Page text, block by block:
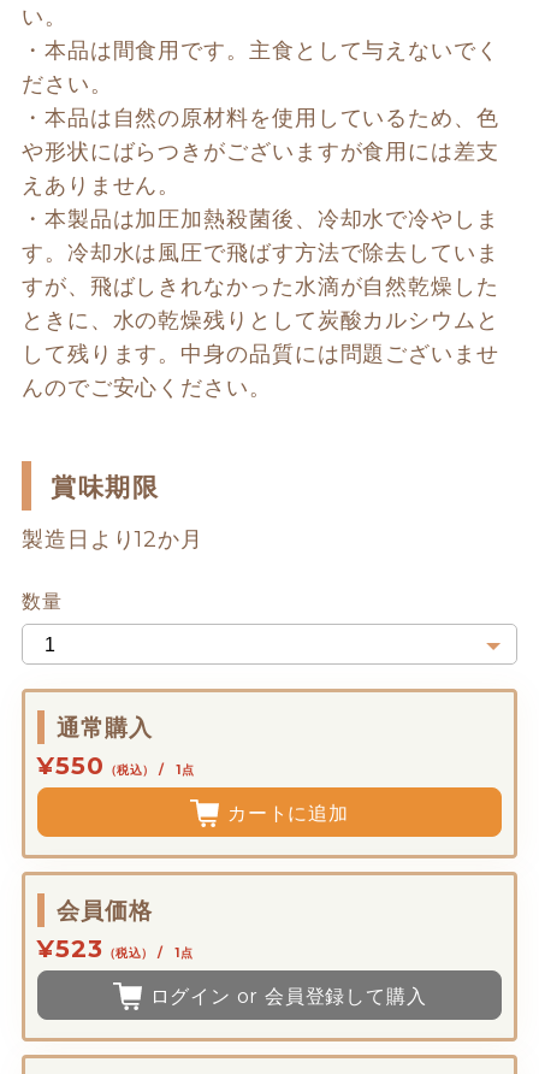
い。
・本品は間食用です。主食として与えないでく
ださい。
・本品は自然の原材料を使用しているため、色
や形状にばらつきがございますが食用には差支
えありません。
・本製品は加圧加熱殺菌後、冷却水で冷やしま
す。冷却水は風圧で飛ばす方法で除去していま
すが、飛ばしきれなかった水滴が自然乾燥した
ときに、水の乾燥残りとして炭酸カルシウムと
して残ります。中身の品質には問題ございませ
んのでご安心ください。
賞味期限
製造日より12か月
数量
通常購入
¥550 （税込） / 1点
カートに追加
会員価格
¥523 （税込） / 1点
ログイン or 会員登録して購入